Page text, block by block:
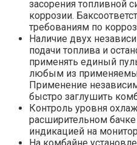
засорения топливной
коррозии.
требованиям по
Наличие двух
подачи топлива и
применять единый
любым из
Применение
быстро заглушить
Контроль уровня
расширительном
индикацией на